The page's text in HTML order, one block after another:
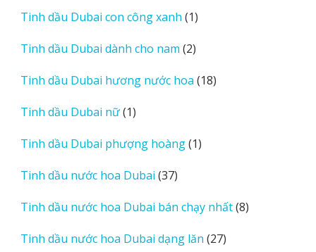
phẩm
Tinh dầu Dubai con công xanh 11
phẩm
Tinh dầu Dubai dành cho nam 22
phẩm
Tinh dầu Dubai hương nước hoa 1818
Tinh dầu Dubai nữ 11
phẩm
Tinh dầu Dubai phượng hoàng 11
Tinh dầu nước hoa Dubai 3737
phẩm
Tinh dầu nước hoa Dubai bán chạy nhất 88
Tinh dầu nước hoa Dubai dạng lăn 2727